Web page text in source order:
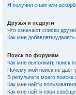
Я получил спам или
Друзья и недруги
Что означают списки
Как мне добавлять/
Поиск по форумам
Как мне выполнить поиск
Почему мой поиск не даёт
В результате моего
Как мне найти
Как мне найти свои